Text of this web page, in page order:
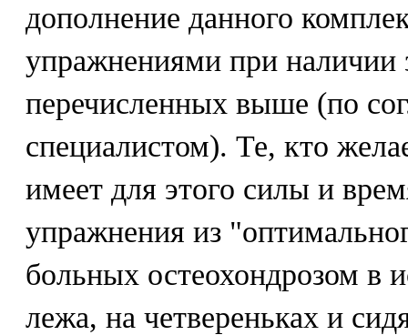
дополнение данного
упражнениями при наличии
перечисленных выше (по
специалистом). Те, кто
имеет для этого силы и
упражнения из
больных остеохондрозом в
лежа, на четвереньках и